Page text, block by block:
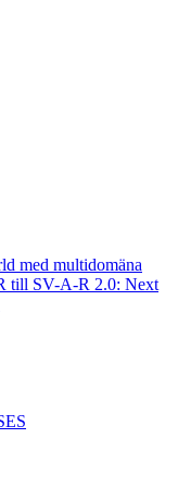
med multidomäna
till SV-A-R 2.0: Next